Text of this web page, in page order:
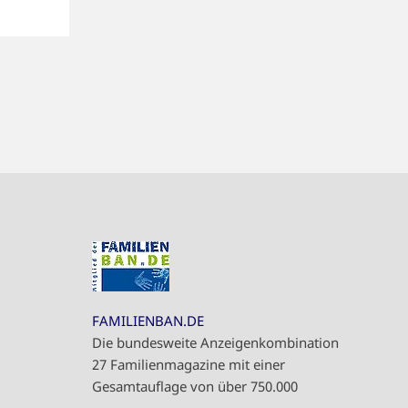
FAMILIENBAN.DE
Die bundesweite Anzeigenkombination
27 Familienmagazine mit einer
Gesamtauflage von über 750.000